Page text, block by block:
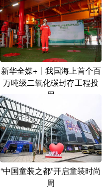
新华全媒+丨我国海上首个百
万吨级二氧化碳封存工程投
用
“中国童装之都”开启童装时尚
周